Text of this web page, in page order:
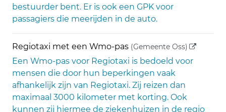
bestuurder bent. Er is ook een GPK voor
passagiers die meerijden in de auto.
Regiotaxi met een Wmo-pas (Gemeente Oss) (externe
Een Wmo-pas voor Regiotaxi is bedoeld voor
mensen die door hun beperkingen vaak
afhankelijk zijn van Regiotaxi. Zij reizen dan
maximaal 3000 kilometer met korting. Ook
kunnen zij hiermee de ziekenhuizen in de regio